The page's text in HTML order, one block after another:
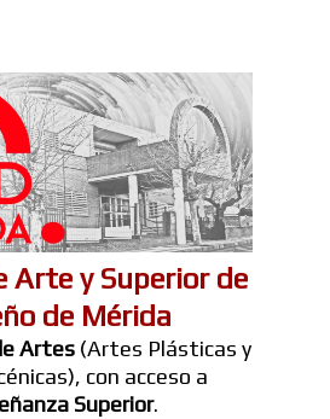
Arte y Superior de
de Mérida
Artes(Artes Plásticas y
con acceso a
Superior.